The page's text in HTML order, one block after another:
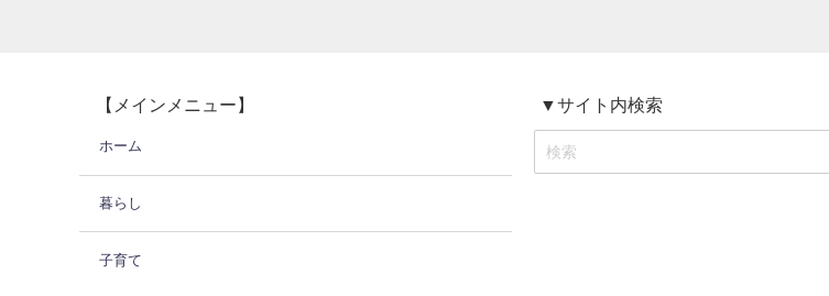
【メインメニュー】
ホーム
暮らし
子育て
▼サイト内検索